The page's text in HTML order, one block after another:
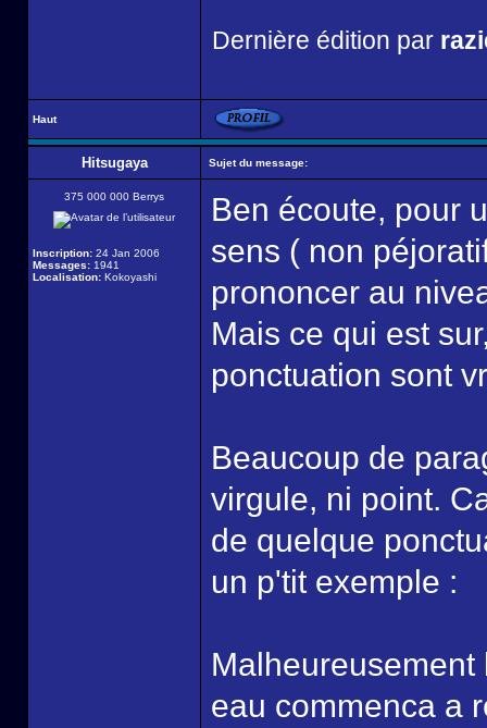
Dernière édition par
Haut
Hitsugaya Sujet du message:
375 000 000 Berrys
Inscription: 24 Jan 2006
Messages: 1941
Localisation: Kokoyashi
Ben écoute, pour
sens ( non
prononcer au
Mais ce qui est
ponctuation sont
Beaucoup de
virgule, ni point.
de quelque
un p'tit exemple :
eau commenca a